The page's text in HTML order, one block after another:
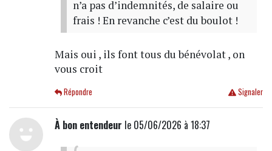
n’a pas d’indemnités, de salaire ou
frais ! En revanche c’est du boulot !
Mais oui , ils font tous du bénévolat , on
vous croit
Signaler
Répondre
À bon entendeur le 05/06/2026 à 18:37